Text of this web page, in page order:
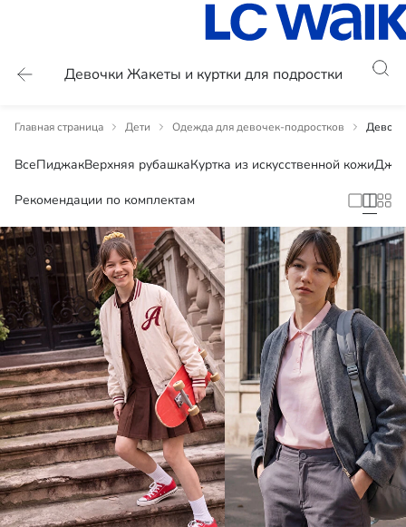
Девочки Жакеты и куртки для подростки
Главная страница Дети Одежда для девочек-подростков
ВсеПиджакВерхняя рубашкаКуртка из искусственной кожи
Рекомендации по комплектам